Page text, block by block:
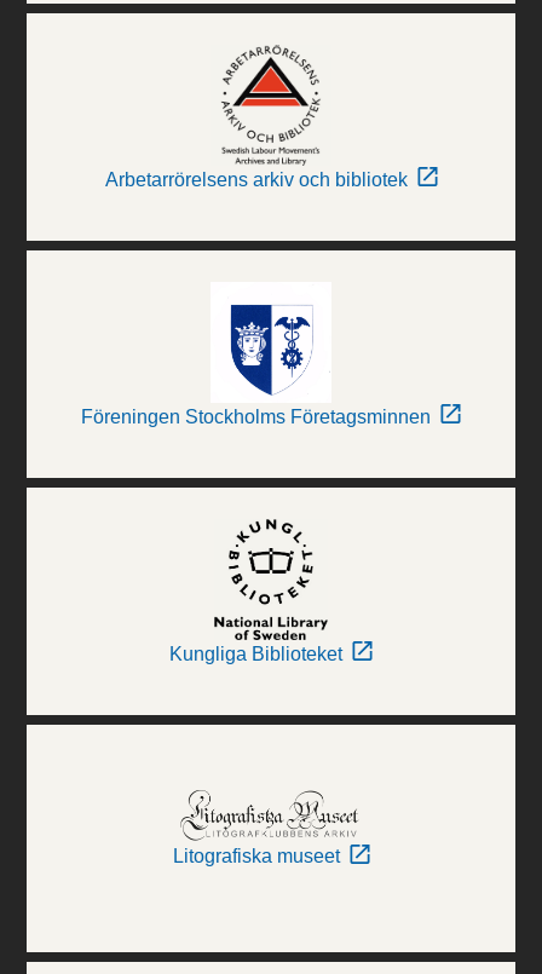
Arbetarrörelsens arkiv och bibliotek
Föreningen Stockholms Företagsminnen
Kungliga Biblioteket
Litografiska museet